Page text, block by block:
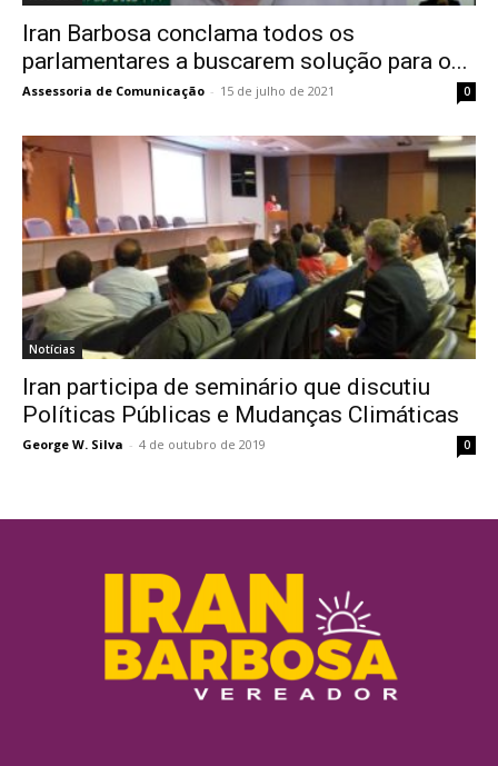
Iran Barbosa conclama todos os
parlamentares a buscarem solução para o...
Assessoria de Comunicação - 15 de julho de 2021 0
Notícias
Iran participa de seminário que discutiu
Políticas Públicas e Mudanças Climáticas
George W. Silva - 4 de outubro de 2019 0